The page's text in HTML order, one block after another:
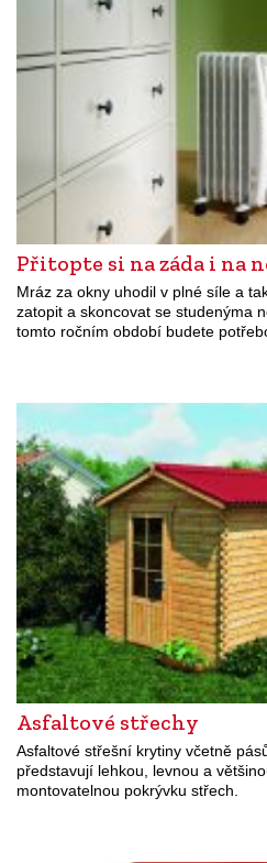
Přitopte si na záda i na
Mráz za okny uhodil v plné síle a
zatopit a skoncovat se studenýma
tomto ročním období budete
Asfaltové střechy
Asfaltové střešní krytiny včetně
představují lehkou, levnou a
montovatelnou pokrývku střech.